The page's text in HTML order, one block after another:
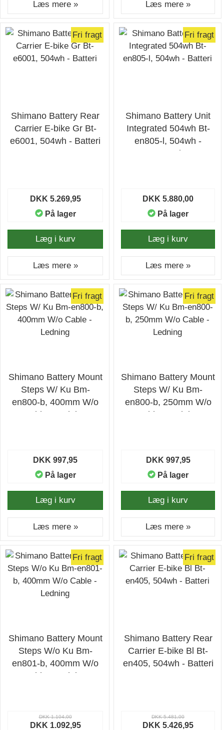
Læs mere » Læs mere »
Fri fragt
Shimano Battery Rear
Carrier E-bike Gr Bt-
e6001, 504wh - Batteri
DKK 5.269,95
På lager
Læg i kurv
Læs mere »
Fri fragt
Shimano Battery Unit
Integrated 504wh Bt-
en805-l, 504wh -
Batteri
DKK 5.880,00
På lager
Læg i kurv
Læs mere »
Fri fragt
Shimano Battery Mount
Steps W/ Ku Bm-
en800-b, 400mm W/o
Cable - Ledning
DKK 997,95
På lager
Læg i kurv
Læs mere »
Fri fragt
Shimano Battery Mount
Steps W/ Ku Bm-
en800-b, 250mm W/o
Cable - Ledning
DKK 997,95
På lager
Læg i kurv
Læs mere »
Fri fragt
Shimano Battery Mount
Steps W/o Ku Bm-
en801-b, 400mm W/o
Cable - Ledning
DKK 1.104,00
DKK 1.092,95
Fri fragt
Shimano Battery Rear
Carrier E-bike Bl Bt-
en405, 504wh - Batteri
DKK 5.481,00
DKK 5.426,95